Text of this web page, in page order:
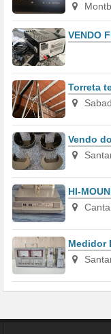
VENDO
Torreta
Vendo
HI-
Medidor